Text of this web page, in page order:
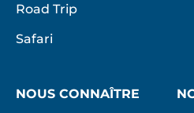
Road Trip
Safari
NOUS CONNAÎTRE